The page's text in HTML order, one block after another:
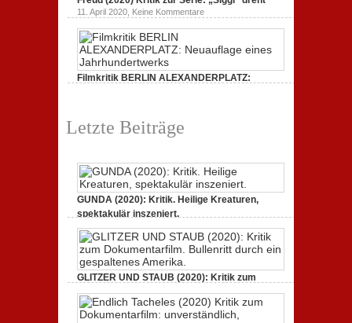
Amerika.
Kritik
zum
Dokumentarfilm:
unmissverständlich.
11. April 2020, Keine Kommentarezu
Freud
(2020)
zur
dreht
durch
Filmkritik BERLIN ALEXANDERPLATZ:
Letzte Beiträge
GUNDA (2020): Kritik. Heilige Kreaturen,
spektakulär inszeniert.
GUNDA
(2020):
Kritik.
Kreaturen,
spektakulär
GLITZER UND STAUB (2020): Kritik zum
Dokumentarfilm. Bullenritt durch ein
gespaltenes Amerika.
3. Oktober 2020,Keine Kommentarezu